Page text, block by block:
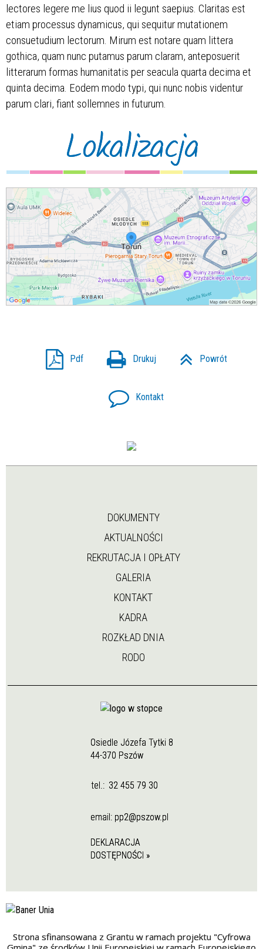
Organizator
lectores legere me lius quod ii legunt saepius. Claritas est
etiam processus dynamicus, qui sequitur mutationem
consuetudium lectorum. Mirum est notare quam littera
gothica, quam nunc putamus parum claram, anteposuerit
litterarum formas humanitatis per seacula quarta decima et
quinta decima. Eodem modo typi, qui nunc nobis videntur
parum clari, fiant sollemnes in futurum.
Lokalizacja
Pdf Drukuj Powrót
Kontakt
DOKUMENTY
AKTUALNOŚCI
REKRUTACJA I OPŁATY
GALERIA
KONTAKT
KADRA
ROZKŁAD DNIA
RODO
Osiedle Józefa Tytki 8
44-370 Pszów
tel.: 32 455 79 30
email: pp2@pszow.pl
DEKLARACJA
DOSTĘPNOŚCI »
Strona sfinansowana z Grantu w ramach projektu "Cyfrowa